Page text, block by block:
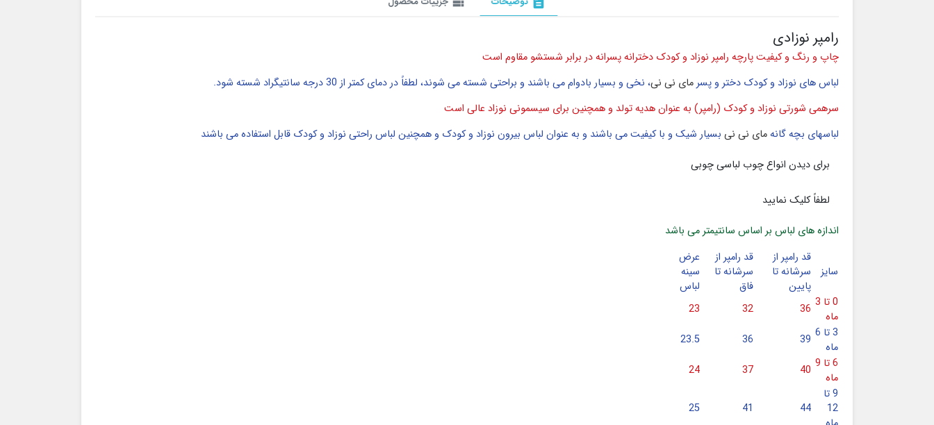
رامپر نوزادی
چاپ و رنگ و کیفیت پارچه رامپر نوزاد و کودک دخترانه پسرانه در برابر شستشو مقاوم است
لباس های نوزاد و کودک دختر و پسرمای نی نی، نخی و بسیار بادوام می باشند و براحتی شسته می شوند، لطفاً در دمای کمتر از 30 درجه سانتیگراد شسته شود.
سرهمی شورتی نوزاد و کودک (رامپر) به عنوان هدیه تولد و همچنین برای سیسمونی نوزاد عالی است
لباسهای بچه گانهمای نی نی بسیار شیک و با کیفیت می باشند و به عنوان لباس بیرون نوزاد و کودک و همچنین لباس راحتی نوزاد و کودک قابل استفاده می باشند
برای دیدن انواع چوب لباسی چوبی
لطفاً کلیک نمایید
اندازه های لباس بر اساس سانتیمتر می باشد
سایز
قد رامپر از
سرشانه تا
پایین
قد رامپر از
سرشانه تا
فاق
عرض
سینه
لباس
0 تا 3
ماه
36
32
23
3 تا 6
ماه
39
36
23.5
6 تا 9
ماه
40
37
24
9 تا
12
44
41
25